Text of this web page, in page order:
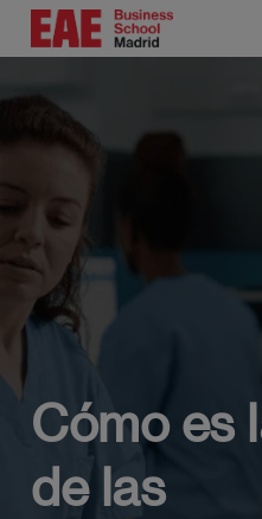
Pasar
principal
Cómo es
de las